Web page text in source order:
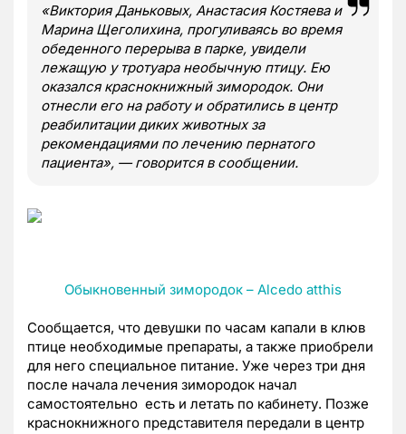
«Виктория Даньковых, Анастасия Костяева и
Марина Щеголихина, прогуливаясь во время
обеденного перерыва в парке, увидели
лежащую у тротуара необычную птицу. Ею
оказался краснокнижный зимородок. Они
отнесли его на работу и обратились в центр
реабилитации диких животных за
рекомендациями по лечению пернатого
пациента», — говорится в сообщении.
Обыкновенный зимородок – Alcedo atthis
Сообщается, что девушки по часам капали в клюв
птице необходимые препараты, а также приобрели
для него специальное питание. Уже через три дня
после начала лечения зимородок начал
самостоятельно есть и летать по кабинету. Позже
краснокнижного представителя передали в центр